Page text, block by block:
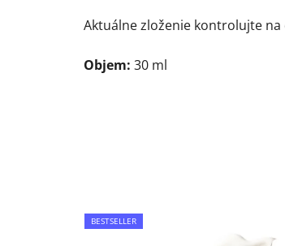
Aktuálne zloženie kontrolujte
Objem: 30 ml
BESTSELLER